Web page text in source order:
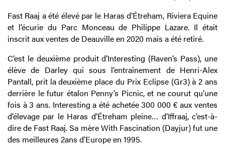
Fast Raaj a été élevé par le Haras d’Étreham, Riviera Equine
et l’écurie du Parc Monceau de Philippe Lazare. Il était
inscrit aux ventes de Deauville en 2020 mais a été retiré.
C’est le deuxième produit d’Interesting (Raven’s Pass), une
élève de Darley qui sous l’entraînement de Henri-Alex
Pantall, prit la deuxième place du Prix Eclipse (Gr3) à 2 ans
derrière le futur étalon Penny’s Picnic, et ne courut qu’une
fois à 3 ans. Interesting a été achetée 300 000 € aux ventes
d’élevage par le Haras d’Étreham pleine… d’Iffraaj, c’est-à-
dire de Fast Raaj. Sa mère With Fascination (Dayjur) fut une
des meilleures 2ans d’Europe en 1995.